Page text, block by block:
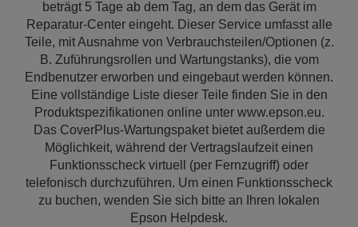
beträgt 5 Tage ab dem Tag, an dem das Gerät im
Reparatur-Center eingeht. Dieser Service umfasst alle
Teile, mit Ausnahme von Verbrauchsteilen/Optionen (z.
B. Zuführungsrollen und Wartungstanks), die vom
Endbenutzer erworben und eingebaut werden können.
Eine vollständige Liste dieser Teile finden Sie in den
Produktspezifikationen online unter www.epson.eu.
Das CoverPlus-Wartungspaket bietet außerdem die
Möglichkeit, während der Vertragslaufzeit einen
Funktionsscheck virtuell (per Fernzugriff) oder
telefonisch durchzuführen. Um einen Funktionsscheck
zu buchen, wenden Sie sich bitte an Ihren lokalen
Epson Helpdesk.